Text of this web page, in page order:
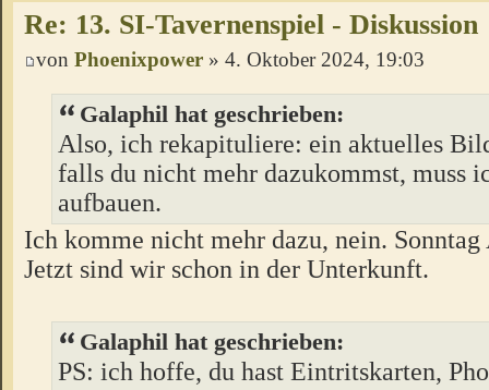
Re: 13. SI-Tavernenspiel - Diskussion
von Phoenixpower » 4. Oktober 2024, 19:03
Galaphil hat geschrieben:
Also, ich rekapituliere: ein aktuelles
falls du nicht mehr dazukommst, muss
aufbauen.
Ich komme nicht mehr dazu, nein. Sonntag
Jetzt sind wir schon in der Unterkunft.
Galaphil hat geschrieben:
PS: ich hoffe, du hast Eintritskarten,